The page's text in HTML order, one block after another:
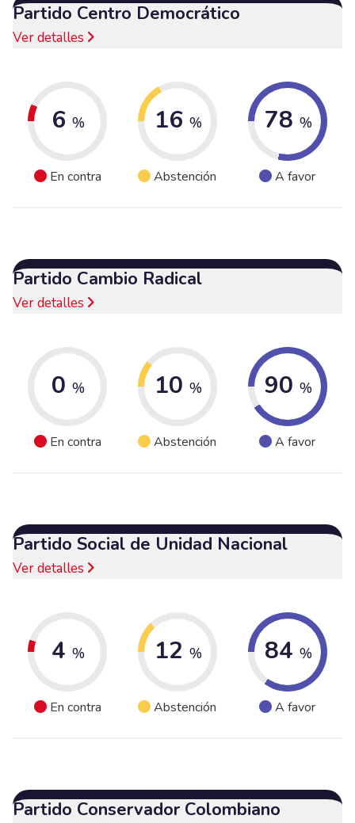
Partido Centro Democrático
Ver detalles
6 %
En contra
16 %
Abstención
78 %
A favor
Partido Cambio Radical
Ver detalles
0 %
En contra
10 %
Abstención
90 %
A favor
Partido Social de Unidad Nacional
Ver detalles
4 %
En contra
12 %
Abstención
84 %
A favor
Partido Conservador Colombiano